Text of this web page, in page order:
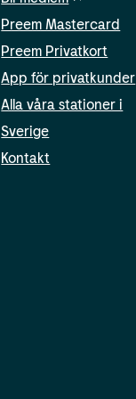
Preem Mastercard
Preem Privatkort
App för privatkunder
Alla våra stationer i
Sverige
Kontakt